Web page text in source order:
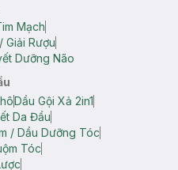
Mạch
Giải Rượu
Dưỡng Não
Dầu Gội Xả 2in1
Da Đầu
/ Dầu Dưỡng Tóc
Tóc